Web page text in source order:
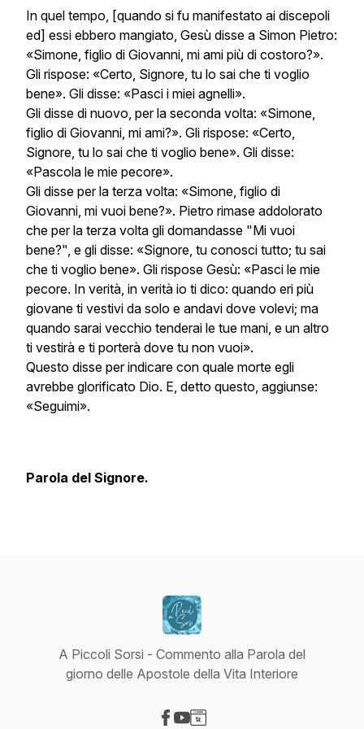
In quel tempo, [quando si fu manifestato ai discepoli
ed] essi ebbero mangiato, Gesù disse a Simon Pietro:
«Simone, figlio di Giovanni, mi ami più di costoro?».
Gli rispose: «Certo, Signore, tu lo sai che ti voglio
bene». Gli disse: «Pasci i miei agnelli».
Gli disse di nuovo, per la seconda volta: «Simone,
figlio di Giovanni, mi ami?». Gli rispose: «Certo,
Signore, tu lo sai che ti voglio bene». Gli disse:
«Pascola le mie pecore».
Gli disse per la terza volta: «Simone, figlio di
Giovanni, mi vuoi bene?». Pietro rimase addolorato
che per la terza volta gli domandasse "Mi vuoi
bene?", e gli disse: «Signore, tu conosci tutto; tu sai
che ti voglio bene». Gli rispose Gesù: «Pasci le mie
pecore. In verità, in verità io ti dico: quando eri più
giovane ti vestivi da solo e andavi dove volevi; ma
quando sarai vecchio tenderai le tue mani, e un altro
ti vestirà e ti porterà dove tu non vuoi».
Questo disse per indicare con quale morte egli
avrebbe glorificato Dio. E, detto questo, aggiunse:
«Seguimi».
Parola del Signore.
A Piccoli Sorsi - Commento alla Parola del
giorno delle Apostole della Vita Interiore